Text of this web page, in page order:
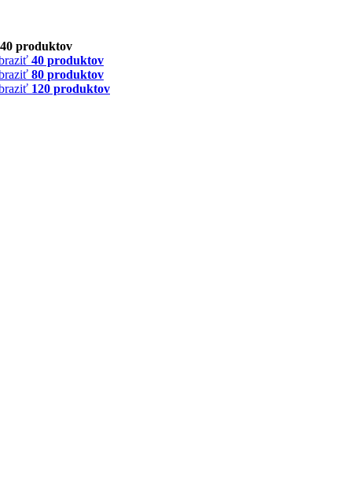
40 produktov
40 produktov
80 produktov
120 produktov